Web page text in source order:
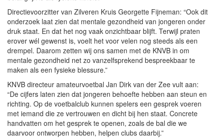
Directievoorzitter van Zilveren Kruis Georgette Fijneman: “Ook dit
onderzoek laat zien dat mentale gezondheid van jongeren onder
druk staat. En dat het nog vaak onzichtbaar blijft. Terwijl praten
erover wél gewenst is, voelt het voor velen nog steeds als een
drempel. Daarom zetten wij ons samen met de KNVB in om
mentale gezondheid net zo vanzelfsprekend bespreekbaar te
maken als een fysieke blessure.”
KNVB directeur amateurvoetbal Jan Dirk van der Zee vult aan:
“De cijfers laten zien dat jongeren behoefte hebben aan steun en
richting. Op de voetbalclub kunnen spelers een gesprek voeren
met iemand die ze vertrouwen en dicht bij hen staat. Concrete
handvatten om het gesprek te openen, zoals de bal die we
daarvoor ontworpen hebben, helpen clubs daarbij.”